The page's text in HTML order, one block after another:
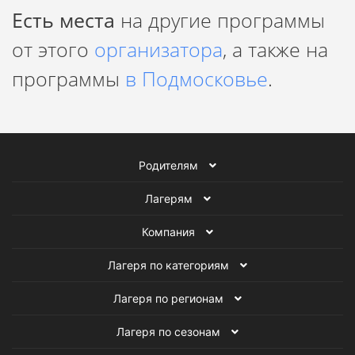
ребенку форме.
Есть места на другие программы
от этого организатора, а также на
программы в Подмосковье.
Родителям
Лагерям
Компания
Лагеря по категориям
Лагеря по регионам
Лагеря по сезонам